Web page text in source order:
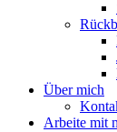
Über mich
Arbeite mit